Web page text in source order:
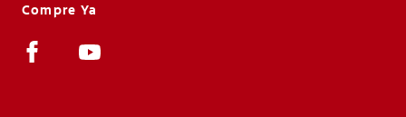
Compre Ya